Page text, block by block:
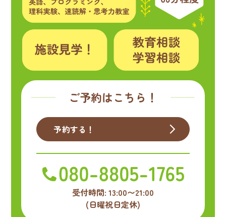
ご予約はこちら！
予約する！
受付時間: 13:00〜21:00
(日曜祝日定休)